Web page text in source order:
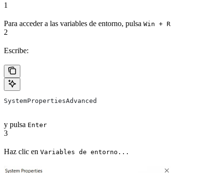
1
Para acceder a las variables de entorno, pulsa Win + R
2
Escribe:
SystemPropertiesAdvanced
y pulsa Enter
3
Haz clic en Variables de entorno...